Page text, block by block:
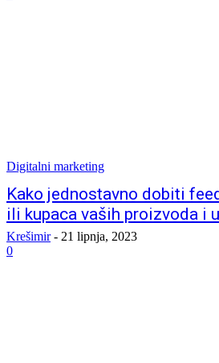
Digitalni marketing
Kako jednostavno dobiti
ili kupaca vaših proizvoda i
Krešimir - 21 lipnja, 2023
0